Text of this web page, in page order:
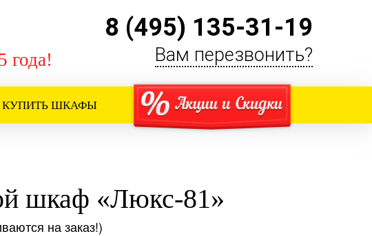
года!
8 (495) 135-31-19
Вам перезвонить?
КУПИТЬ ШКАФЫ
шкаф «Люкс-81»
на заказ!)